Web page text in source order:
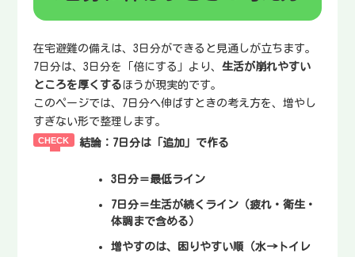
在宅避難の備えは、3日分ができると見通しが立ちます。
7日分は、3日分を「倍にする」より、生活が崩れやすい
ところを厚くするほうが現実的です。
このページでは、7日分へ伸ばすときの考え方を、増やし
すぎない形で整理します。
結論：7日分は「追加」で作る
3日分＝最低ライン
7日分＝生活が続くライン （疲れ・衛生・
体調まで含める）
増やすのは、 困りやすい順 （水→トイレ